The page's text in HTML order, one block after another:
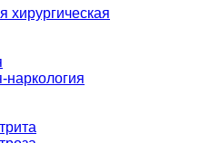
хирургическая
наркология